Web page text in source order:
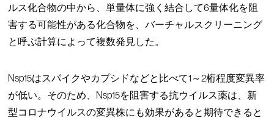
ルス化合物の中から、単量体に強く結合して6量体化を阻
害する可能性がある化合物を、バーチャルスクリーニング
と呼ぶ計算によって複数発見した。
Nsp15はスパイクやカプシドなどと比べて1～2桁程度変異率
が低い。そのため、Nsp15を阻害する抗ウイルス薬は、新
型コロナウイルスの変異株にも効果があると期待できると